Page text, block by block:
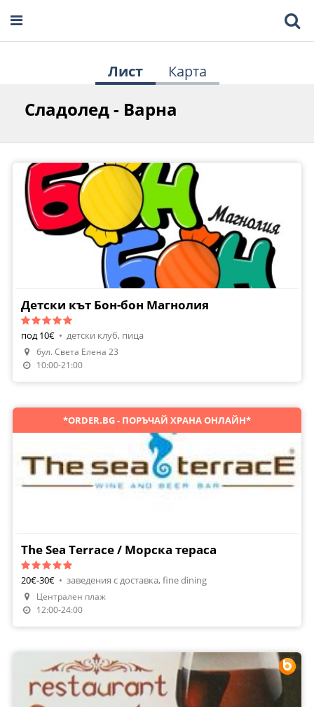
Лист Карта
Сладолед - Варна
Детски кът Бон-бон Магнолия
под 10€ • детски клуб, пица
бул. Света Елена 23
10:00-21:00
Направи Резервация
Поръчай Храна
*ORDER.BG - ПОРЪЧАЙ ХРАНА ОНЛАЙН*
The Sea Terrace / Морска тераса
20€-30€ • заведения с доставка, fine dining
Централен плаж
12:00-24:00